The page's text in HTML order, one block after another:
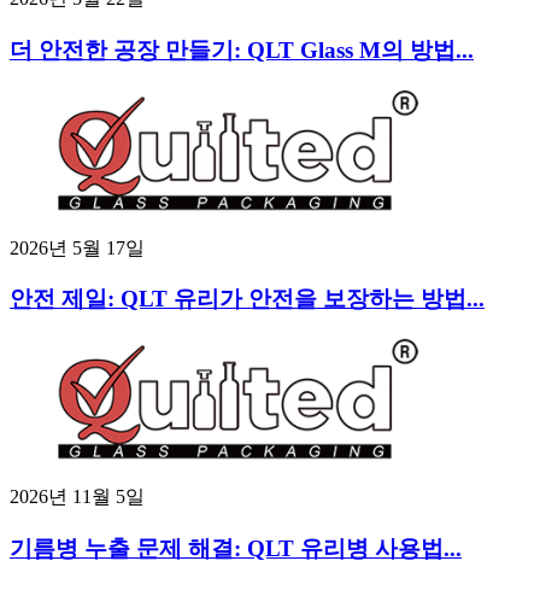
더 안전한 공장 만들기: QLT Glass M의 방법...
2026년 5월 17일
안전 제일: QLT 유리가 안전을 보장하는 방법...
2026년 11월 5일
기름병 누출 문제 해결: QLT 유리병 사용법...